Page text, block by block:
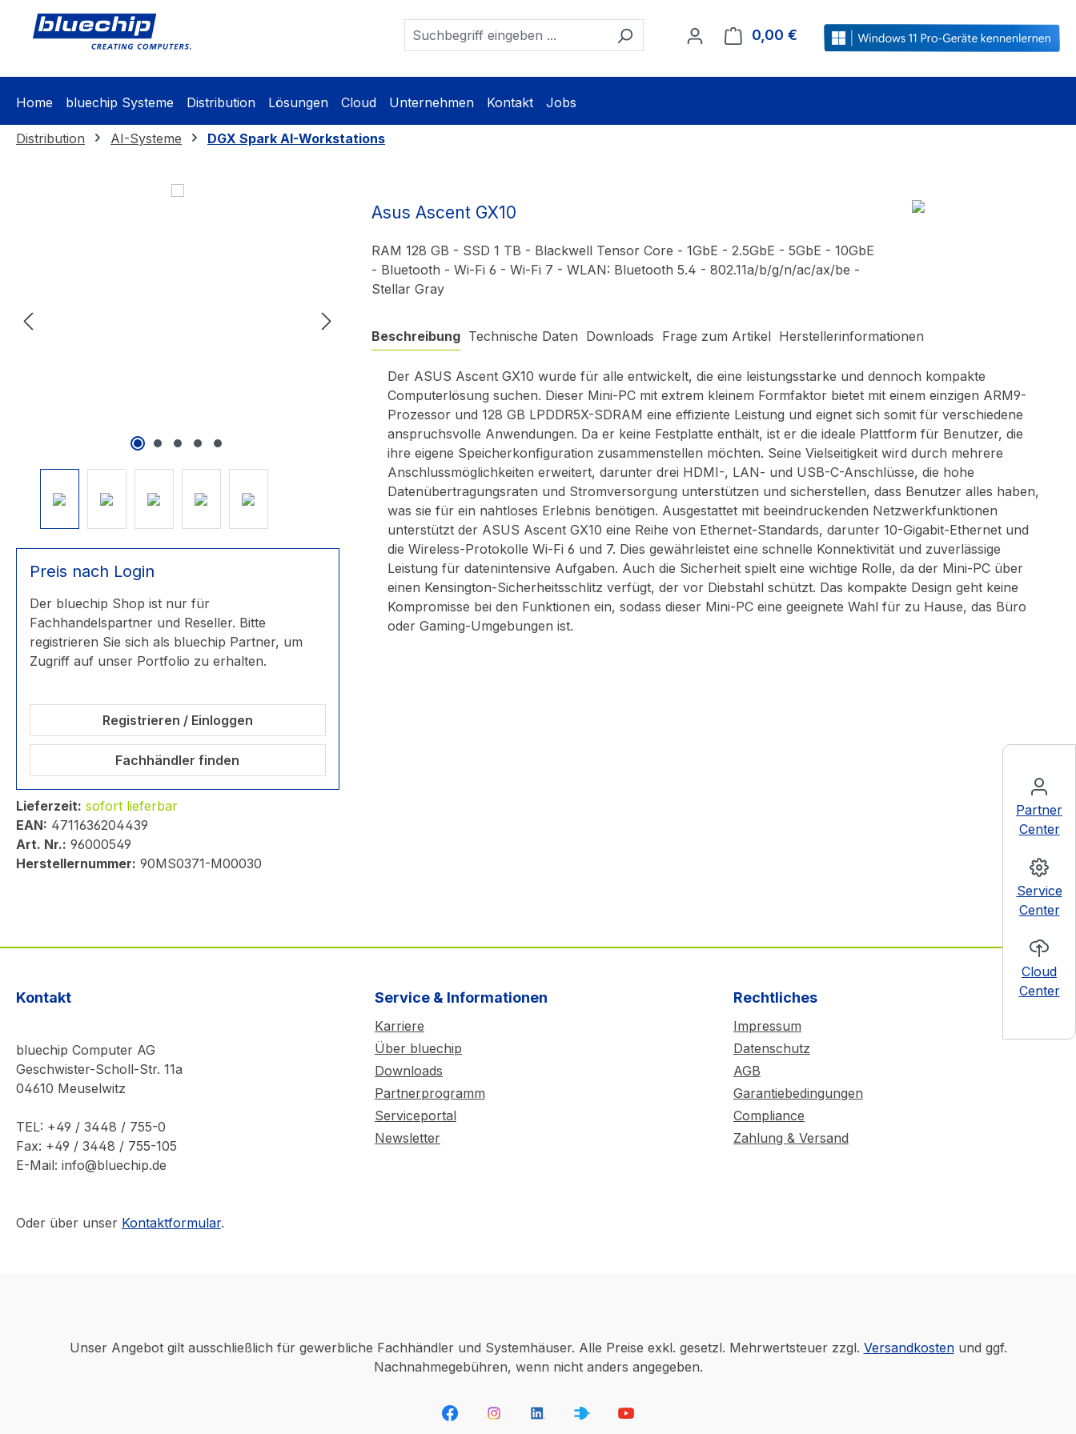
Zur Hauptnavigation springen
Partner
Center
Service
Center
Cloud
Center
0,00 € Warenkorb enthält 0 Positionen. Der
Home bluechip Systeme Distribution Lösungen Cloud Unternehmen Kontakt Jobs
Distribution AI-Systeme DGX Spark AI-Workstations
Bildergalerie überspringen
Preis nach Login
Der bluechip Shop ist nur für
Fachhandelspartner und Reseller. Bitte
registrieren Sie sich als bluechip Partner, um
Zugriff auf unser Portfolio zu erhalten.
Registrieren / Einloggen
Fachhändler finden
Lieferzeit: sofort lieferbar
EAN: 4711636204439
Art. Nr.: 96000549
Herstellernummer: 90MS0371-M00030
Asus Ascent GX10
RAM 128 GB - SSD 1 TB - Blackwell Tensor Core - 1GbE - 2.5GbE - 5GbE - 10GbE
- Bluetooth - Wi-Fi 6 - Wi-Fi 7 - WLAN: Bluetooth 5.4 - 802.11a/b/g/n/ac/ax/be -
Stellar Gray
Beschreibung Technische Daten Downloads Frage zum Artikel Herstellerinformationen
Der ASUS Ascent GX10 wurde für alle entwickelt, die eine leistungsstarke und dennoch kompakte
Computerlösung suchen. Dieser Mini-PC mit extrem kleinem Formfaktor bietet mit einem einzigen ARM9-
Prozessor und 128 GB LPDDR5X-SDRAM eine effiziente Leistung und eignet sich somit für verschiedene
anspruchsvolle Anwendungen. Da er keine Festplatte enthält, ist er die ideale Plattform für Benutzer, die
ihre eigene Speicherkonfiguration zusammenstellen möchten. Seine Vielseitigkeit wird durch mehrere
Anschlussmöglichkeiten erweitert, darunter drei HDMI-, LAN- und USB-C-Anschlüsse, die hohe
Datenübertragungsraten und Stromversorgung unterstützen und sicherstellen, dass Benutzer alles haben,
was sie für ein nahtloses Erlebnis benötigen. Ausgestattet mit beeindruckenden Netzwerkfunktionen
unterstützt der ASUS Ascent GX10 eine Reihe von Ethernet-Standards, darunter 10-Gigabit-Ethernet und
die Wireless-Protokolle Wi-Fi 6 und 7. Dies gewährleistet eine schnelle Konnektivität und zuverlässige
Leistung für datenintensive Aufgaben. Auch die Sicherheit spielt eine wichtige Rolle, da der Mini-PC über
einen Kensington-Sicherheitsschlitz verfügt, der vor Diebstahl schützt. Das kompakte Design geht keine
Kompromisse bei den Funktionen ein, sodass dieser Mini-PC eine geeignete Wahl für zu Hause, das Büro
oder Gaming-Umgebungen ist.
Kontakt
bluechip Computer AG
Geschwister-Scholl-Str. 11a
04610 Meuselwitz
TEL: +49 / 3448 / 755-0
Fax: +49 / 3448 / 755-105
E-Mail: info@bluechip.de
Oder über unser Kontaktformular.
Service & Informationen
Karriere
Über bluechip
Downloads
Partnerprogramm
Serviceportal
Newsletter
Rechtliches
Impressum
Datenschutz
AGB
Garantiebedingungen
Compliance
Zahlung & Versand
Unser Angebot gilt ausschließlich für gewerbliche Fachhändler und Systemhäuser. Alle Preise exkl. gesetzl. Mehrwertsteuer zzgl. Versandkostenund ggf.
Nachnahmegebühren, wenn nicht anders angegeben.